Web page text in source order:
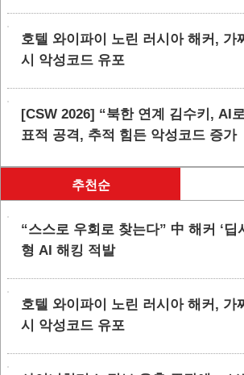
호텔 와이파이 노린 러시아 해커, 가
시 악성코드 유포
[CSW 2026] “북한 연계 김수키, AI
표적 공격, 추적 힘든 악성코드 증가
추천순
“스스로 우회로 찾는다” 中 해커 ‘딥
형 AI 해킹 적발
호텔 와이파이 노린 러시아 해커, 가
시 악성코드 유포